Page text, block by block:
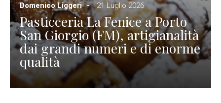
Domenico Liggeri
21 Luglio 2026
Pasticceria La Fenice a Porto
San Giorgio (FM), artigianalità
dai grandi numeri e di enorme
qualità